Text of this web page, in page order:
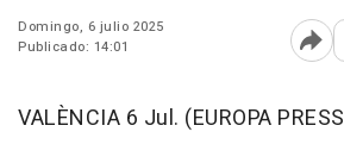
Domingo, 6 julio 2025
Publicado: 14:01
VALÈNCIA 6 Jul. (EUROPA